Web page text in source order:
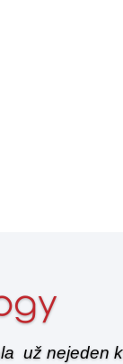
už nejeden